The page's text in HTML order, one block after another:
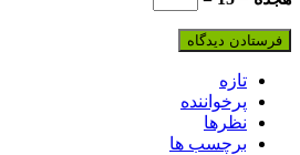
تازه
پرخواننده
نظرها
برچسب ها